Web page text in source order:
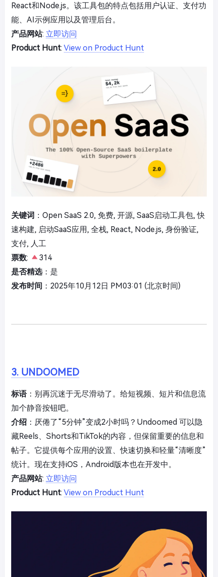
React和Node.js。该工具包的特点包括用户认证、支付功
能、AI示例应用以及管理后台。
产品网站: 立即访问
Product Hunt: View on Product Hunt
关键词 ：Open SaaS 2.0, 免费, 开源, SaaS启动工具包, 快
速构建, 启动SaaS应用, 全栈, React, Node.js, 身份验证,
支付, 人工
票数:
314
是否精选：是
发布时间 ：2025年10月12日 PM03:01 (北京时间)
3. UNDOOMED
标语：别再沉迷于无尽滑动了。给短视频、短片和信息流
加个静音按钮吧。
介绍 ：厌倦了“5分钟”变成2小时吗？Undoomed 可以隐
藏Reels、Shorts和TikTok的内容，但保留重要的信息和
帖子。它提供每个应用的设置、快速切换和轻量“清晰度”
统计。现在支持iOS，Android版本也在开发中。
产品网站: 立即访问
Product Hunt: View on Product Hunt